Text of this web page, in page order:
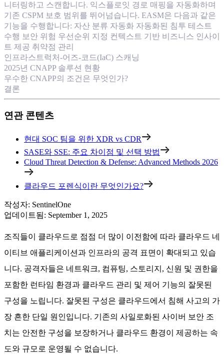
니터링하고 스캔합니다. 익스플로잇 경로 매핑을 자동화하며
기존 CSPM 보호 범위를 뛰어넘습니다. EASM은 다음과 같은
기능을 수행합니다: 자산 분류 자동화 자동화된 침투 테스트
수행 보안 위험 우선순위 지정 컨텍스트 기반 비즈니스 인사이
트 제공 취약점 관리
인프라스트럭처-어즈-코드(IaC) 스캐닝
2025년 CNAPP 솔루션 현황
우수한 CNAPP의 조건은 무엇인가?
결론
연관 콘텐츠
현대 SOC 팀을 위한 XDR vs CDR
SASE와 SSE: 주요 차이점 및 선택 방법
Cloud Threat Detection & Defense: Advanced Methods 2026
클라우드 포렌식이란 무엇인가요?
작성자: SentinelOne
업데이트됨: September 1, 2025
조직들이 클라우드로 점점 더 많이 이전함에 따라 클라우드 네
이티브 애플리케이션과 인프라의 공격 표면이 확대되고 있습
니다. 공격자들은 네트워크, 컴퓨팅, 스토리지, 신원 및 권한을
포함한 런타임 환경과 클라우드 관리 및 제어 기능의 잘못된
구성을 노립니다. 잘못된 구성은 클라우드에서 침해 사고의 가
장 흔한 단일 원인입니다. 기존의 사일로화된 사이버 보안 조
치는 안전한 구성을 보장하거나 클라우드 환경이 제공하는 속
도와 규모로 운영될 수 없습니다.